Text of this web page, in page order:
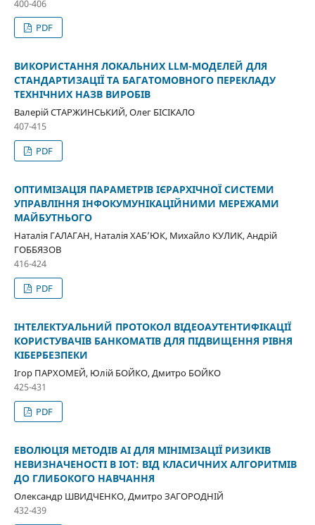
400-406
PDF
ВИКОРИСТАННЯ ЛОКАЛЬНИХ LLM-МОДЕЛЕЙ ДЛЯ
СТАНДАРТИЗАЦІЇ ТА БАГАТОМОВНОГО ПЕРЕКЛАДУ
ТЕХНІЧНИХ НАЗВ ВИРОБІВ
Валерій СТАРЖИНСЬКИЙ, Олег БІСІКАЛО
407-415
PDF
ОПТИМІЗАЦІЯ ПАРАМЕТРІВ ІЄРАРХІЧНОЇ СИСТЕМИ
УПРАВЛІННЯ ІНФОКУМУНІКАЦІЙНИМИ МЕРЕЖАМИ
МАЙБУТНЬОГО
Наталія ГАЛАГАН, Наталія ХАБ’ЮК, Михайло КУЛИК, Андрій
ГОББЯЗОВ
416-424
PDF
ІНТЕЛЕКТУАЛЬНИЙ ПРОТОКОЛ ВІДЕОАУТЕНТИФІКАЦІЇ
КОРИСТУВАЧІВ БАНКОМАТІВ ДЛЯ ПІДВИЩЕННЯ РІВНЯ
КІБЕРБЕЗПЕКИ
Ігор ПАРХОМЕЙ, Юлій БОЙКО, Дмитро БОЙКО
425-431
PDF
ЕВОЛЮЦІЯ МЕТОДІВ AI ДЛЯ МІНІМІЗАЦІЇ РИЗИКІВ
НЕВИЗНАЧЕНОСТІ В IOT: ВІД КЛАСИЧНИХ АЛГОРИТМІВ
ДО ГЛИБОКОГО НАВЧАННЯ
Олександр ШВИДЧЕНКО, Дмитро ЗАГОРОДНІЙ
432-439